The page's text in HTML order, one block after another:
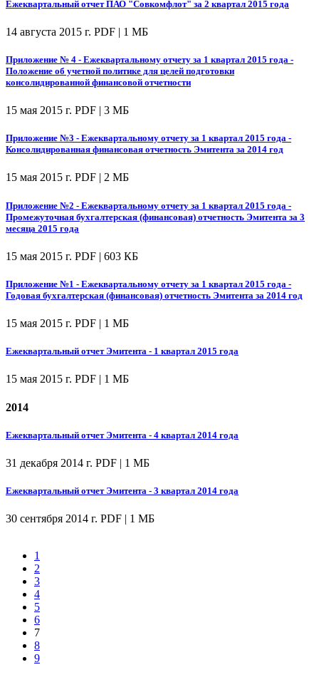
Ежеквартальный отчет ПАО "Совкомфлот" за 2 квартал 2015 года
14 августа 2015 г. PDF | 1 МБ
Приложение № 4 - Ежеквартальному отчету за 1 квартал 2015 года -
Положение об учетной политике для целей подготовки
консолидированной финансовой отчетности
15 мая 2015 г. PDF | 3 МБ
Приложение №3 - Ежеквартальному отчету за 1 квартал 2015 года -
Консолидированная финансовая отчетность Эмитента за 2014 год
15 мая 2015 г. PDF | 2 МБ
Приложение №2 - Ежеквартальному отчету за 1 квартал 2015 года -
Промежуточная бухгалтерская (финансовая) отчетность Эмитента за 3
месяца 2015 года
15 мая 2015 г. PDF | 603 КБ
Приложение №1 - Ежеквартальному отчету за 1 квартал 2015 года -
Годовая бухгалтерская (финансовая) отчетность Эмитента за 2014 год
15 мая 2015 г. PDF | 1 МБ
Ежеквартальный отчет Эмитента - 1 квартал 2015 года
15 мая 2015 г. PDF | 1 МБ
2014
Ежеквартальный отчет Эмитента - 4 квартал 2014 года
31 декабря 2014 г. PDF | 1 МБ
Ежеквартальный отчет Эмитента - 3 квартал 2014 года
30 сентября 2014 г. PDF | 1 МБ
1
2
3
4
5
6
7
8
9